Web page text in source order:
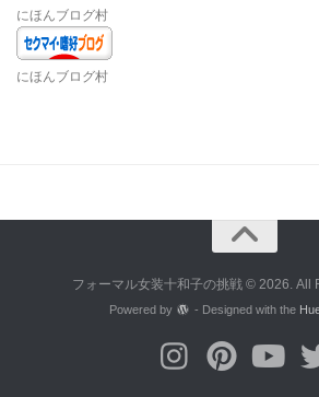
にほんブログ村
にほんブログ村
フォーマル女装十和子の挑戦 © 2026. All
Powered by - Designed with the